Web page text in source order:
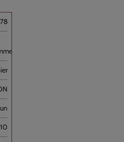
"Nuance" N°103